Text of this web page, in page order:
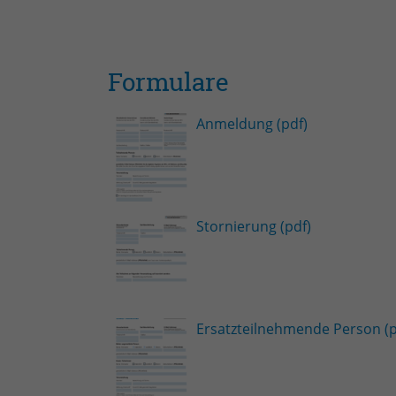
Formulare
Anmeldung (pdf)
Stornierung (pdf)
Ersatzteilnehmende Person